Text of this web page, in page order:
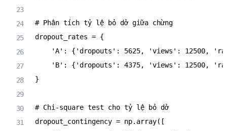
# Phân tích tỷ lệ bỏ dở giữa chừng
dropout_rates = {
'A' : { 'dropouts' : 5625, 'views' : 12500,
'B' : { 'dropouts' : 4375, 'views' : 12500,
}
# Chi-square test cho tỷ lệ bỏ dở
dropout_contingency = np. array( [